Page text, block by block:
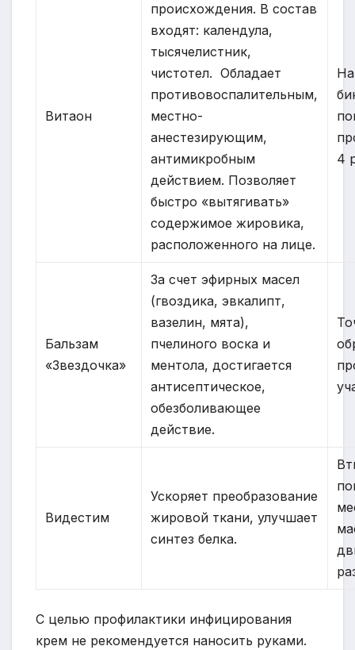
Витаон
происхождения. В состав
входят: календула,
тысячелистник,
чистотел. Обладает
противовоспалительным,
местно-
анестезирующим,
антимикробным
действием. Позволяет
быстро «вытягивать»
содержимое жировика,
расположенного на лице.
4
Бальзам
«Звездочка»
За счет эфирных масел
(гвоздика, эвкалипт,
вазелин, мята),
пчелиного воска и
ментола, достигается
антисептическое,
обезболивающее
действие.
Видестим
Ускоряет преобразование
жировой ткани, улучшает
синтез белка.
С целью профилактики инфицирования
крем не рекомендуется наносить руками.